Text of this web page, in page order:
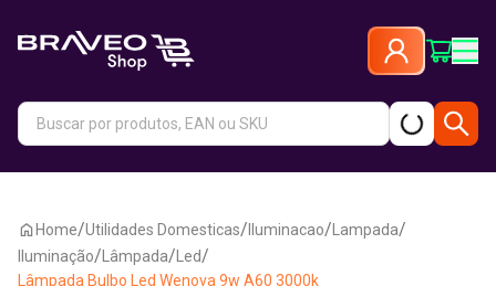
Home/Utilidades Domesticas/ Iluminacao/ Lampada/
Iluminação/ Lâmpada/ Led/
Lâmpada Bulbo Led Wenova 9w A60 3000k